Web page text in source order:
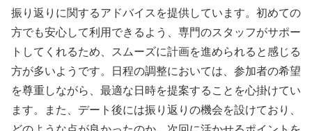
振り返りに関するアドバイスを提供しています。初めての
方でも安心して利用できるよう、専門のスタッフがサポー
トしてくれるため、スムーズに計画を進められると感じる
方が多いようです。日程の調整においては、参加者の希望
を尊重しながら、最適な日時を提案することを心掛けてい
ます。また、デート後には振り返りの機会を設けており、